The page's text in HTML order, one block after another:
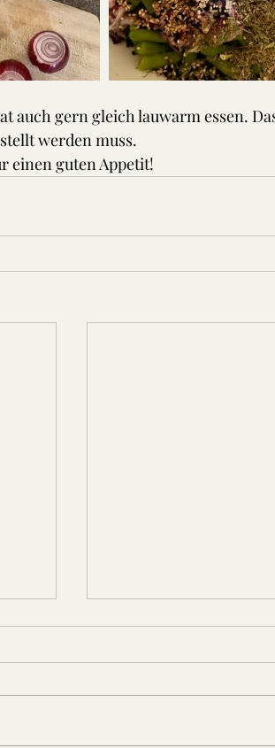
auch gern gleich lauwarm essen.
werden muss.
einen guten Appetit!